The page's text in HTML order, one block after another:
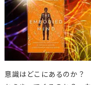
意識はどこにあるのか